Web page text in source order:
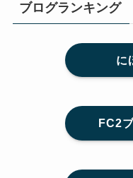
ブログランキング
に
FC2